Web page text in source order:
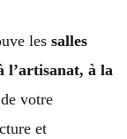
les salles
l’artisanat, à la
votre
et